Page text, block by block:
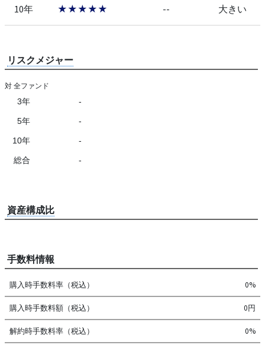
10年 ★★★★★ -- 大きい
リスクメジャー
対 全ファンド
3年 -
5年 -
10年 -
総合 -
資産構成比
手数料情報
購入時手数料率（税込） 0%
購入時手数料額（税込） 0円
解約時手数料率（税込） 0%